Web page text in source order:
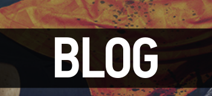
BLOG